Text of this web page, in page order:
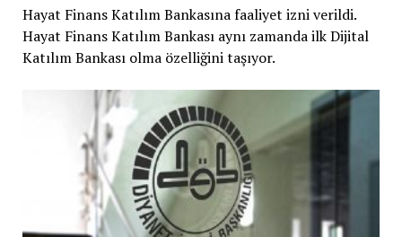
Hayat Finans Katılım Bankasına faaliyet izni verildi.
Hayat Finans Katılım Bankası aynı zamanda ilk Dijital
Katılım Bankası olma özelliğini taşıyor.